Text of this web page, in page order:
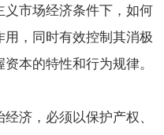
市场经济条件下，如何
，同时有效控制其消极
本的特性和行为规律。
济，必须以保护产权、